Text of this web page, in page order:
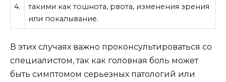
4.
такими как тошнота, рвота, изменения зрения
или покалывание.
В этих случаях важно проконсультироваться со
специалистом, так как головная боль может
быть симптомом серьезных патологий или